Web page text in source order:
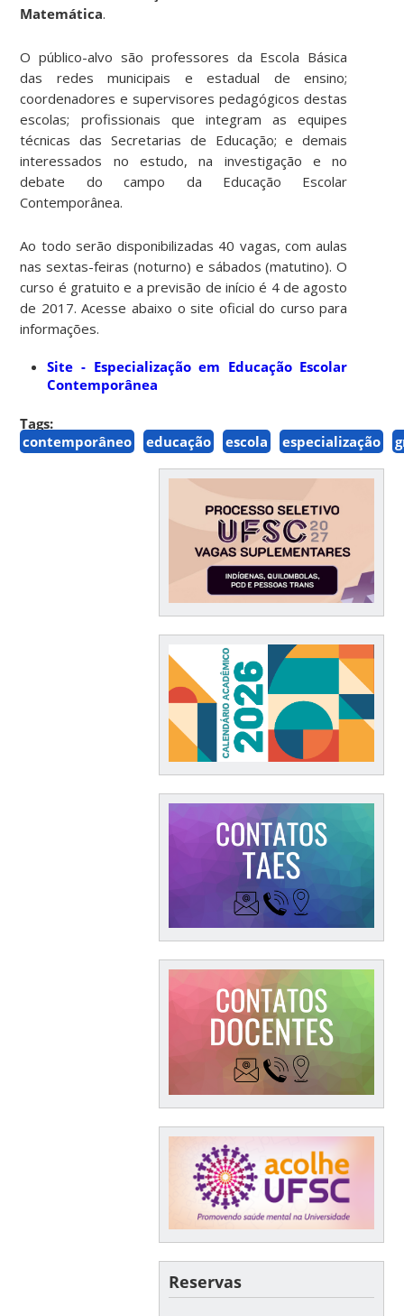
Matemática.
O público-alvo são professores da Escola Básica
das redes municipais e estadual de ensino;
coordenadores e supervisores pedagógicos destas
escolas; profissionais que integram as equipes
técnicas das Secretarias de Educação; e demais
interessados no estudo, na investigação e no
debate do campo da Educação Escolar
Contemporânea.
Ao todo serão disponibilizadas 40 vagas, com aulas
nas sextas-feiras (noturno) e sábados (matutino). O
curso é gratuito e a previsão de início é 4 de agosto
de 2017. Acesse abaixo o site oficial do curso para
informações.
Site - Especialização em Educação Escolar
Contemporânea
Tags:
contemporâneo
educação escola especialização
Reservas